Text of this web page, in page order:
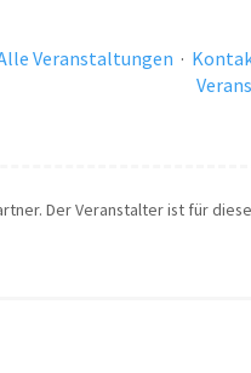
Veranstaltungen ·
Der Veranstalter ist für